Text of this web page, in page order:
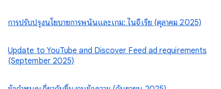
การปรับปรุงนโยบายการพนันและเกม: ไนจีเรีย (ตุลาคม 2025)
Update to YouTube and Discover Feed ad requirements
(September 2025)